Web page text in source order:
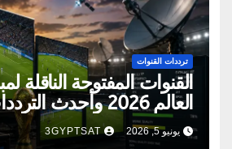
ترددات القنوات
القنوات المفتوحة الناقلة
العالم 2026 وأحدث الترددات
يونيو 5, 2026 3GYPTSAT